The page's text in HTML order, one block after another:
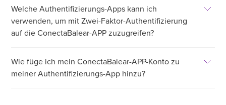
Welche Authentifizierungs-Apps kann ich
verwenden, um mit Zwei-Faktor-Authentifizierung
auf die ConectaBalear-APP zuzugreifen?
Wie füge ich mein ConectaBalear-APP-Konto zu
meiner Authentifizierungs-App hinzu?